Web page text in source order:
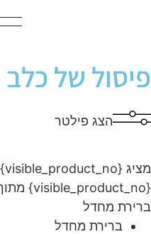
פיסול של כלב
הצג פילטר
מציג {visible_product_no} מתוך {total_product_no} תוצאות
{visible_product_no} מתוך {total_product_no} תוצאות
ברירת מחדל
ברירת מחדל